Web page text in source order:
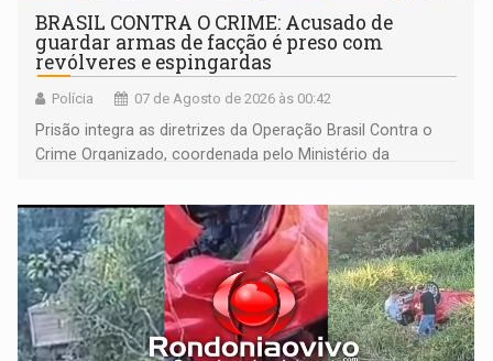
BRASIL CONTRA O CRIME: Acusado de
guardar armas de facção é preso com
revólveres e espingardas
Polícia 07 de Agosto de 2026 às 00:42
Prisão integra as diretrizes da Operação Brasil Contra o
Crime Organizado, coordenada pelo Ministério da